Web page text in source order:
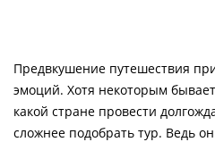
Страны
Как купить
Предвкушение путешествия
эмоций. Хотя некоторым
какой стране провести
сложнее подобрать тур. Ведь